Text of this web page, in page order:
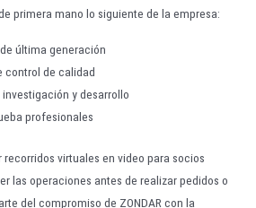
primera mano lo siguiente de la empresa:
última generación
control de calidad
y desarrollo
profesionales
virtuales en video para socios
las operaciones antes de realizar pedidos o
del compromiso de ZONDAR con la